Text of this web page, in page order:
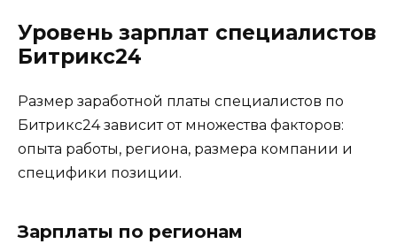
Уровень зарплат специалистов
Битрикс24
Размер заработной платы специалистов по
Битрикс24 зависит от множества факторов:
опыта работы, региона, размера компании и
специфики позиции.
Зарплаты по регионам